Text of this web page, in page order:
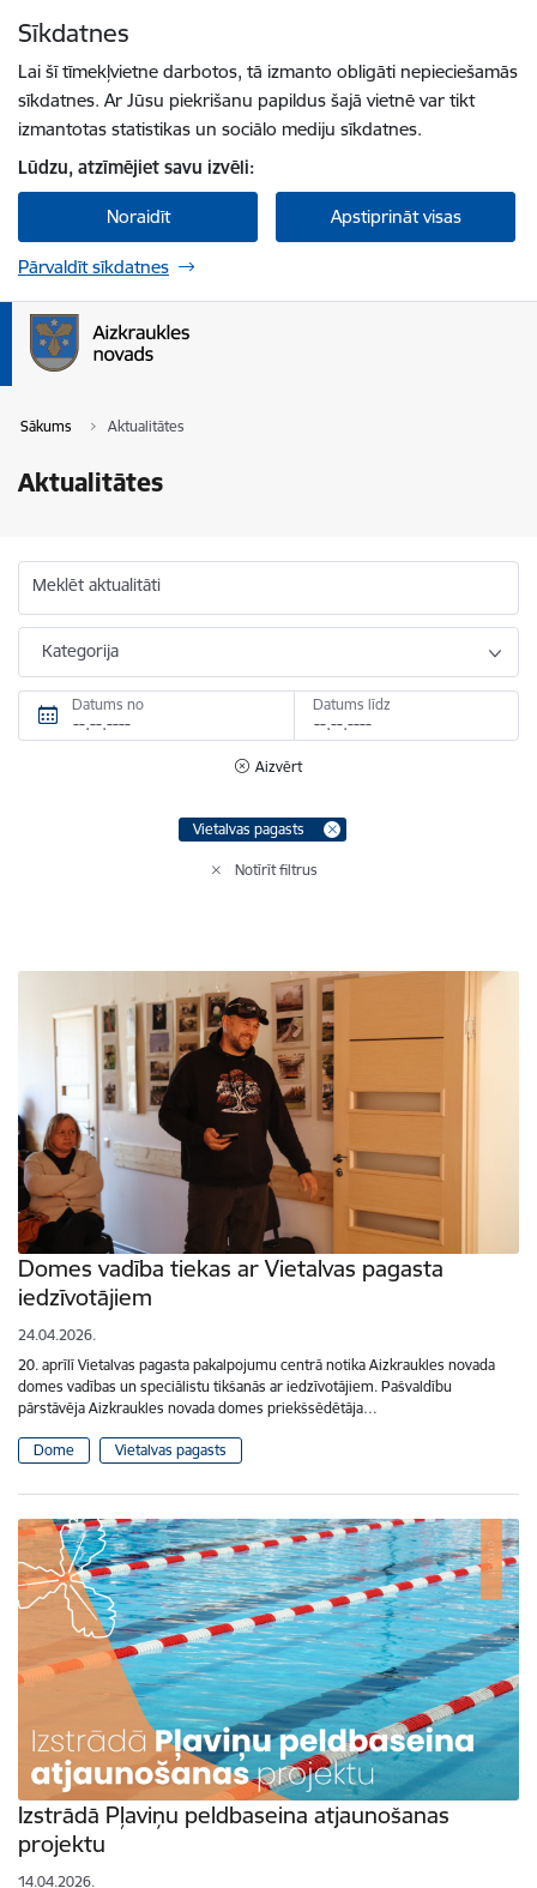
Sīkdatnes
Lai šī tīmekļvietne darbotos, tā izmanto obligāti nepieciešamās
sīkdatnes. Ar Jūsu piekrišanu papildus šajā vietnē var tikt
izmantotas statistikas un sociālo mediju sīkdatnes.
Lūdzu, atzīmējiet savu izvēli:
Noraidīt Apstiprināt visas
Pārvaldīt sīkdatnes
Sākums Aktualitātes
Aktualitātes
Meklēt aktualitāti
Kategorija
Datums no Datums līdz
Aizvērt
Vietalvas pagasts
Notīrīt filtrus
Domes vadība tiekas ar Vietalvas pagasta
iedzīvotājiem
24.04.2026.
20. aprīlī Vietalvas pagasta pakalpojumu centrā notika Aizkraukles novada
domes vadības un speciālistu tikšanās ar iedzīvotājiem. Pašvaldību
pārstāvēja Aizkraukles novada domes priekšsēdētāja…
Dome Vietalvas pagasts
Izstrādā Pļaviņu peldbaseina atjaunošanas
projektu
14.04.2026.